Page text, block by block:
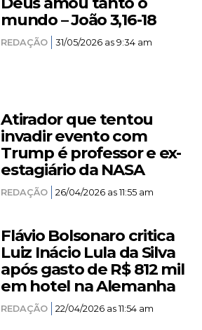
mundo – João 3,16-18
REDAÇÃO 31/05/2026 as 9:34 am
Atirador que tentou
invadir evento com
Trump é professor e ex-
estagiário da NASA
REDAÇÃO 26/04/2026 as 11:55 am
Flávio Bolsonaro critica
Luiz Inácio Lula da Silva
após gasto de R$ 812 mil
em hotel na Alemanha
REDAÇÃO 22/04/2026 as 11:54 am